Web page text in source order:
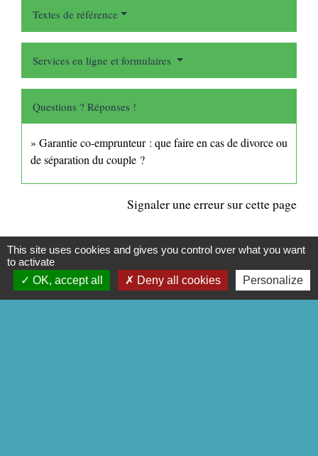
Textes de référence
Services en ligne et formulaires
Questions ? Réponses !
Garantie co-emprunteur : que faire en cas de divorce ou
de séparation du couple ?
Signaler une erreur sur cette page
CONTACTS
This site uses cookies and gives you control over what you want
to activate
OK, accept all
Deny all cookies Personalize